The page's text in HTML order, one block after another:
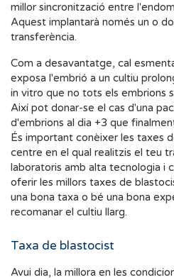
millor sincronització entre
Aquest implantarà només un o
transferència.
Com a desavantatge, cal
exposa l'embrió a un cultiu
in vitro que no tots els embrions
Així pot donar-se el cas d'una
d'embrions al dia +3 que
És important conèixer les taxes
centre en el qual realitzis el teu
laboratoris amb alta tecnologia i
oferir les millors taxes de
una bona taxa o bé una bona
recomanar el cultiu llarg.
Taxa de blastocist
Avui dia, la millora en les